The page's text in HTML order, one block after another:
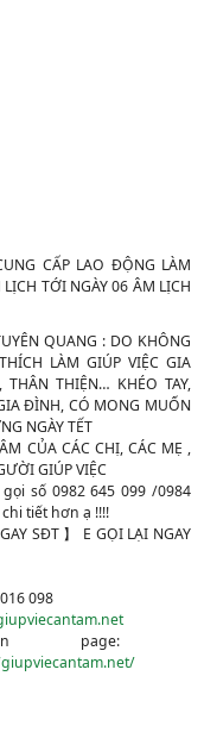
CẤP LAO ĐỘNG LÀM
TỚI NGÀY 06 ÂM LỊCH
QUANG : DO KHÔNG
LÀM GIÚP VIỆC GIA
THIỆN… KHÉO TAY,
ĐÌNH, CÓ MONG MUỐN
NGÀY TẾT
CỦA CÁC CHỊ, CÁC MẸ ,
GIÚP VIỆC
gọi số 0982 645 099 /0984
tiết hơn ạ !!!!
SĐT 】 E GỌI LẠI NGAY
098
page: